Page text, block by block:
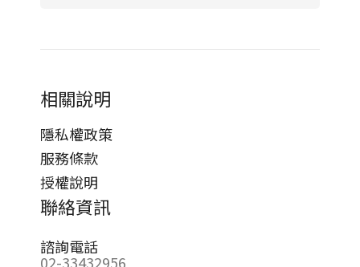
相關說明
隱私權政策
服務條款
授權說明
聯絡資訊
諮詢電話
02-33432956